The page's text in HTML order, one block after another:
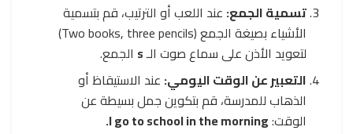
تسمية الجمع: عند اللعب أو الترتيب، قم بتسمية
الأشياء بصيغة الجمع (Two books, three pencils)
لتعويد الأذن على سماع صوت الـs الجمع.
التعبير عن الوقت اليومي: عند الاستيقاظ أو
الذهاب للمدرسة، قم بتكوين جمل بسيطة عن
الوقت:I go to school in the morning.